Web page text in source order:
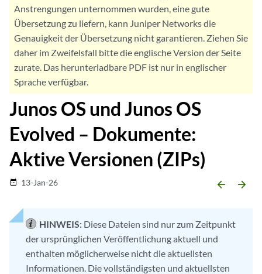
Anstrengungen unternommen wurden, eine gute
Übersetzung zu liefern, kann Juniper Networks die
Genauigkeit der Übersetzung nicht garantieren. Ziehen Sie
daher im Zweifelsfall bitte die englische Version der Seite
zurate. Das herunterladbare PDF ist nur in englischer
Sprache verfügbar.
Junos OS und Junos OS
Evolved – Dokumente:
Aktive Versionen (ZIPs)
date_range 13-Jan-26 arrow_backward arrow_forward
HINWEIS: Diese Dateien sind nur zum Zeitpunkt
der ursprünglichen Veröffentlichung aktuell und
enthalten möglicherweise nicht die aktuellsten
Informationen. Die vollständigsten und aktuellsten